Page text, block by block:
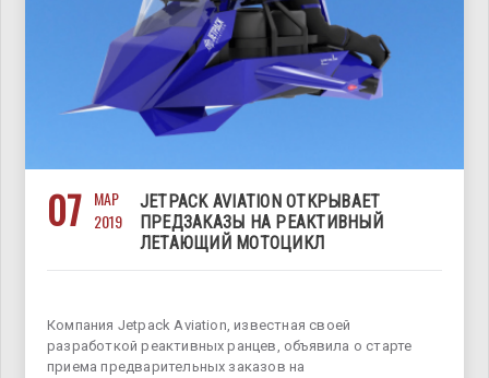
07
МАР
2019
JETPACK AVIATION ОТКРЫВАЕТ
ПРЕДЗАКАЗЫ НА РЕАКТИВНЫЙ
ЛЕТАЮЩИЙ МОТОЦИКЛ
Компания Jetpack Aviation, известная своей
разработкой реактивных ранцев, объявила о старте
приема предварительных заказов на